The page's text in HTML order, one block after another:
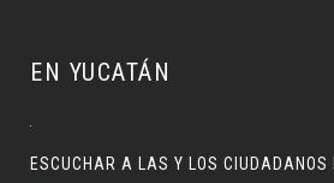
EN YUCATÁN